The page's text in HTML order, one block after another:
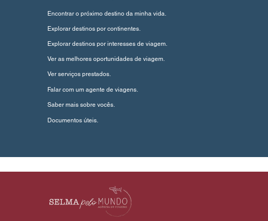
Encontrar o próximo destino da minha vida.
Explorar destinos por continentes.
Explorar destinos por interesses de viagem.
Ver as melhores oportunidades de viagem.
Ver serviços prestados.
Falar com um agente de viagens.
Saber mais sobre vocês.
Documentos úteis.